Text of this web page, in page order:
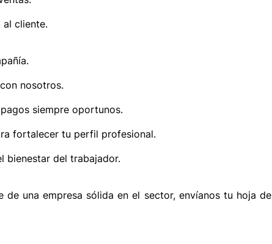
al cliente.
nosotros.
siempre oportunos.
fortalecer tu perfil profesional.
bienestar del trabajador.
una empresa sólida en el sector, envíanos tu hoja de